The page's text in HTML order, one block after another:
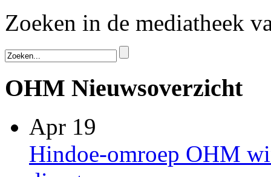
Zoeken in de mediatheek
OHM Nieuwsoverzicht
Apr 19
Hindoe-omroep OHM